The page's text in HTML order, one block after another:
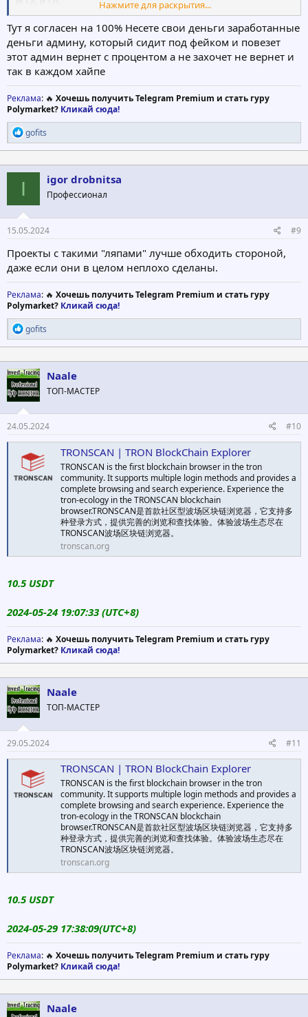
Моё мнение - вы несёте свои деньги, а не чужие, как мониторы
в этот хайп, должны учитывать каждую мелочь, чтобы не
потерять средства.
Так относитесь серьёзно к хайпам, а не поверхностно, как здесь
происходит, имхо!
Нажмите для раскрытия...
Тут я согласен на 100% Несете свои деньги заработанные
деньги админу, который сидит под фейком и повезет
этот админ вернет с процентом а не захочет не вернет и
так в каждом хайпе
Реклама: 🔥 Хочешь получить Telegram Premium и стать гуру
Polymarket? Кликай сюда!
Р
е
а
к
ц
:
gofits
I igor drobnitsa
Профессионал
15.05.2024 #9
Проекты с такими "ляпами" лучше обходить стороной,
даже если они в целом неплохо сделаны.
Реклама: 🔥 Хочешь получить Telegram Premium и стать гуру
Polymarket? Кликай сюда!
Р
е
а
к
ц
и
и
:
gofits
Naale
ТОП-МАСТЕР
24.05.2024 #10
TRONSCAN | TRON BlockChain Explorer
TRONSCAN is the first blockchain browser in the tron
community. It supports multiple login methods and provides a
complete browsing and search experience. Experience the
tron-ecology in the TRONSCAN blockchain
browser.TRONSCAN是首款社区型波场区块链浏览器，它支持多
种登录方式，提供完善的浏览和查找体验。体验波场生态尽在
TRONSCAN波场区块链浏览器。
tronscan.org
10.5 USDT
2024-05-24 19:07:33 (UTC+8)
Реклама: 🔥 Хочешь получить Telegram Premium и стать гуру
Polymarket? Кликай сюда!
Naale
ТОП-МАСТЕР
29.05.2024 #11
TRONSCAN | TRON BlockChain Explorer
TRONSCAN is the first blockchain browser in the tron
community. It supports multiple login methods and provides a
complete browsing and search experience. Experience the
tron-ecology in the TRONSCAN blockchain
browser.TRONSCAN是首款社区型波场区块链浏览器，它支持多
种登录方式，提供完善的浏览和查找体验。体验波场生态尽在
TRONSCAN波场区块链浏览器。
tronscan.org
10.5 USDT
2024-05-29 17:38:09(UTC+8)
Реклама: 🔥 Хочешь получить Telegram Premium и стать гуру
Polymarket? Кликай сюда!
Naale